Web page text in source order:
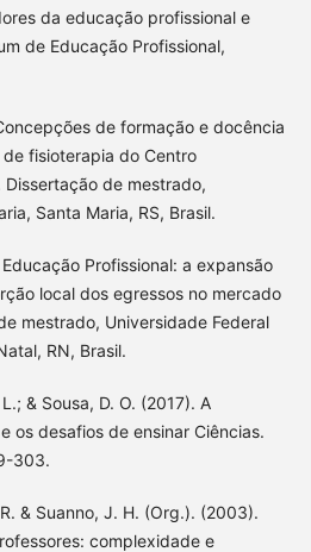
da educação profissional e
de Educação Profissional,
de formação e docência
fisioterapia do Centro
de mestrado,
Santa Maria, RS, Brasil.
Profissional: a expansão
local dos egressos no mercado
mestrado, Universidade Federal
RN, Brasil.
& Sousa, D. O. (2017). A
os desafios de ensinar Ciências.
303.
& Suanno, J. H. (Org.). (2003).
complexidade e